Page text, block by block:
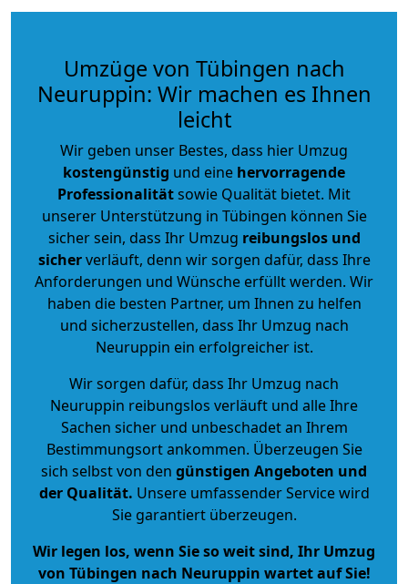
Umzüge von Tübingen nach
Neuruppin: Wir machen es Ihnen
leicht
Wir geben unser Bestes, dass hier Umzug
kostengünstig und eine hervorragende
Professionalitätsowie Qualität bietet. Mit
unserer Unterstützung in Tübingen können Sie
sicher sein, dass Ihr Umzug reibungslos und
sicherverläuft, denn wir sorgen dafür, dass Ihre
Anforderungen und Wünsche erfüllt werden. Wir
haben die besten Partner, um Ihnen zu helfen
und sicherzustellen, dass Ihr Umzug nach
Neuruppin ein erfolgreicher ist.
Wir sorgen dafür, dass Ihr Umzug nach
Neuruppin reibungslos verläuft und alle Ihre
Sachen sicher und unbeschadet an Ihrem
Bestimmungsort ankommen. Überzeugen Sie
sich selbst von den günstigen Angeboten und
der Qualität. Unsere umfassender Service wird
Sie garantiert überzeugen.
Wir legen los, wenn Sie so weit sind, Ihr Umzug
von Tübingen nach Neuruppin wartet auf Sie!